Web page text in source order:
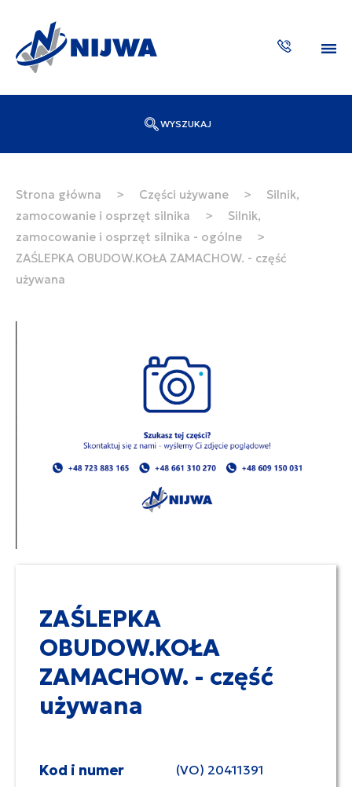
WYSZUKAJ
SZUKAJ
Strona główna > Części używane >
Silnik,
zamocowanie i osprzęt silnika
>
Silnik,
zamocowanie i osprzęt silnika - ogólne
>
ZAŚLEPKA OBUDOW.KOŁA ZAMACHOW. - część
używana
ZAŚLEPKA
OBUDOW.KOŁA
ZAMACHOW. - część
używana
Kod i numer
(VO) 20411391